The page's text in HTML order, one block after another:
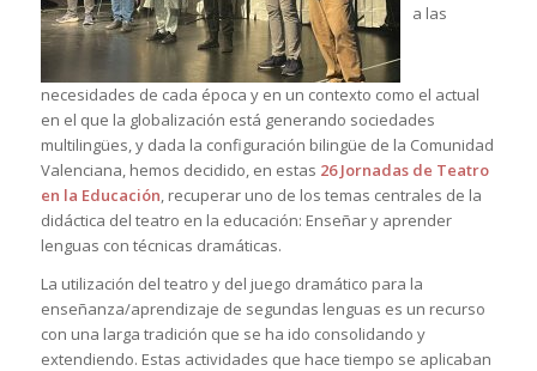
a las
necesidades de cada época y en un contexto como el actual
en el que la globalización está generando sociedades
multilingües, y dada la configuración bilingüe de la Comunidad
Valenciana, hemos decidido, en estas 26Jornadas de Teatro
en la Educación, recuperar uno de los temas centrales de la
didáctica del teatro en la educación: Enseñar y aprender
lenguas con técnicas dramáticas.
La utilización del teatro y del juego dramático para la
enseñanza/aprendizaje de segundas lenguas es un recurso
con una larga tradición que se ha ido consolidando y
extendiendo. Estas actividades que hace tiempo se aplicaban